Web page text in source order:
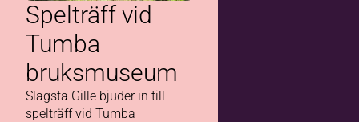
Spelträff vid
Tumba
bruksmuseum
Slagsta Gille bjuder in till
spelträff vid Tumba